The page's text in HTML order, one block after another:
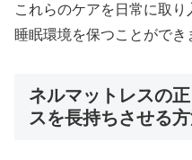
これらのケアを日常に取
睡眠環境を保つことができ
ネルマットレスの
スを長持ちさせる